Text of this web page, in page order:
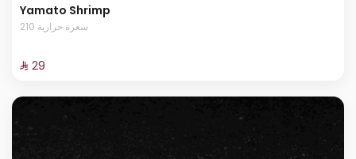
Yamato Shrimp
210 سعرة حرارية
⁨⁦‪‬ 29⁩